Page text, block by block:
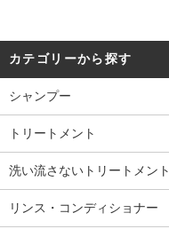
カテゴリーから探す
シャンプー
トリートメント
洗い流さないトリートメント
リンス・コンディショナー